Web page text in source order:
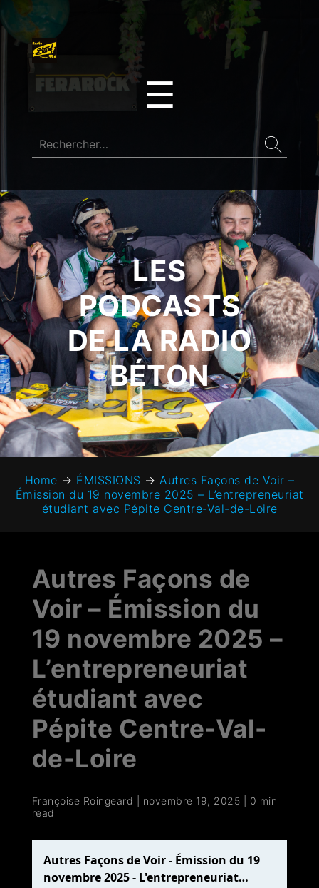
☰
LES
PODCASTS
DE LA RADIO
BÉTON
Home → ÉMISSIONS → Autres Façons de Voir –
Émission du 19 novembre 2025 – L’entrepreneuriat
étudiant avec Pépite Centre-Val-de-Loire
Autres Façons de
Voir – Émission du
19 novembre 2025 –
L’entrepreneuriat
étudiant avec
Pépite Centre-Val-
de-Loire
Françoise Roingeard novembre 19, 2025
0 min
read